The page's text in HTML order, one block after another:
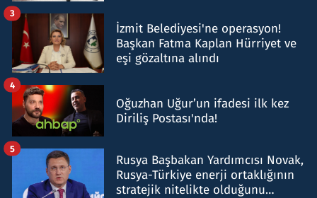
İzmit Belediyesi'ne operasyon!
Başkan Fatma Kaplan Hürriyet ve
eşi gözaltına alındı
3
Oğuzhan Uğur’un ifadesi ilk kez
Diriliş Postası'nda!
4
Rusya Başbakan Yardımcısı Novak,
Rusya-Türkiye enerji ortaklığının
stratejik nitelikte olduğunu
5